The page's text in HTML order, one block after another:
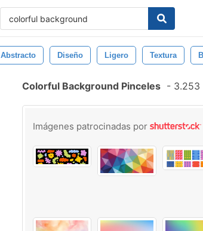
Abstracto Diseño Ligero Textura
Colorful Background Pinceles - 3.253
Imágenes patrocinadas por